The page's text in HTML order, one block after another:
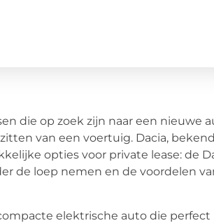
die op zoek zijn naar een nieuwe
van een voertuig. Dacia,
opties voor private lease: de
de loep nemen en de voordelen
elektrische auto die perfect